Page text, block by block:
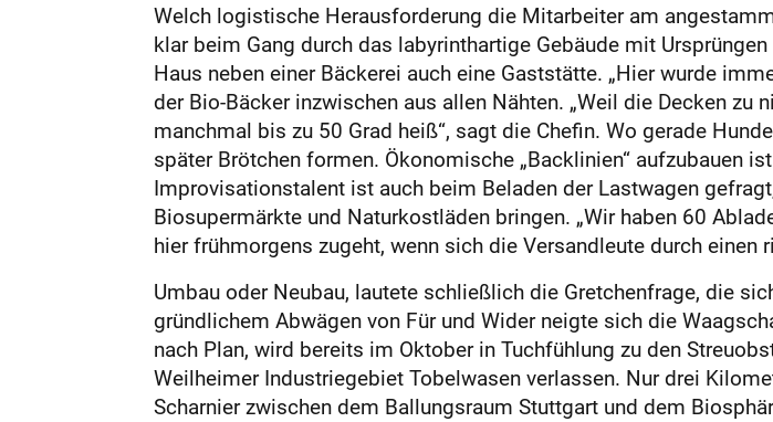
Welch logistische Herausforderung die Mitarbeiter am
klar beim Gang durch das labyrinthartige Gebäude mit
Haus neben einer Bäckerei auch eine Gaststätte. „Hier wurde
der Bio-Bäcker inzwischen aus allen Nähten. „Weil die Decken
manchmal bis zu 50 Grad heiß“, sagt die Chefin. Wo gerade
später Brötchen formen. Ökonomische „Backlinien“ aufzubauen
Improvisationstalent ist auch beim Beladen der Lastwagen
Biosupermärkte und Naturkostläden bringen. „Wir haben 60
hier frühmorgens zugeht, wenn sich die Versandleute durch einen
Umbau oder Neubau, lautete schließlich die Gretchenfrage, die
gründlichem Abwägen von Für und Wider neigte sich die
nach Plan, wird bereits im Oktober in Tuchfühlung zu den
Weilheimer Industriegebiet Tobelwasen verlassen. Nur drei
Scharnier zwischen dem Ballungsraum Stuttgart und dem